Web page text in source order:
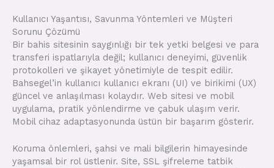
Kullanıcı Yaşantısı, Savunma Yöntemleri ve Müşteri
Sorunu Çözümü
Bir bahis sitesinin saygınlığı bir tek yetki belgesi ve para
transferi ispatlarıyla değil; kullanıcı deneyimi, güvenlik
protokolleri ve şikayet yönetimiyle de tespit edilir.
Bahsegel’in kullanıcı kullanıcı ekranı (UI) ve birikimi (UX)
güncel ve anlaşılması kolaydır. Web sitesi ve mobil
uygulama, pratik yönlendirme ve çabuk ulaşım verir.
Mobil cihaz adaptasyonunda üstün bir başarım gösterir.
Koruma önlemleri, şahsi ve mali bilgilerin himayesinde
yaşamsal bir rol üstlenir. Site, SSL şifreleme tatbik